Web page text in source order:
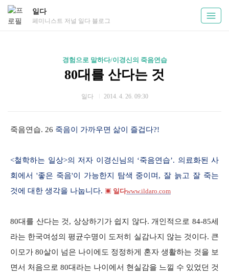
일다
페미니스트 저널 일다 블로그
경험으로 말하다/이경신의 죽음연습
80대를 산다는 것
일다 2014. 4. 26. 09:30
죽음연습. 26 죽음이 가까우면 삶이 즐겁다?!
<철학하는 일상>의 저자 이경신님의 ‘죽음연습’. 의료화된 사
회에서 '좋은 죽음'이 가능한지 탐색 중이며, 잘 늙고 잘 죽는
것에 대한 생각을 나눕니다. ▣ 일다www.ildaro.com
80대를 산다는 것, 상상하기가 쉽지 않다. 개인적으로 84-85세
라는 한국여성의 평균수명이 도저히 실감나지 않는 것이다. 큰
이모가 80살이 넘은 나이에도 정정하게 혼자 생활하는 것을 보
면서 처음으로 80대라는 나이에서 현실감을 느낄 수 있었던 것